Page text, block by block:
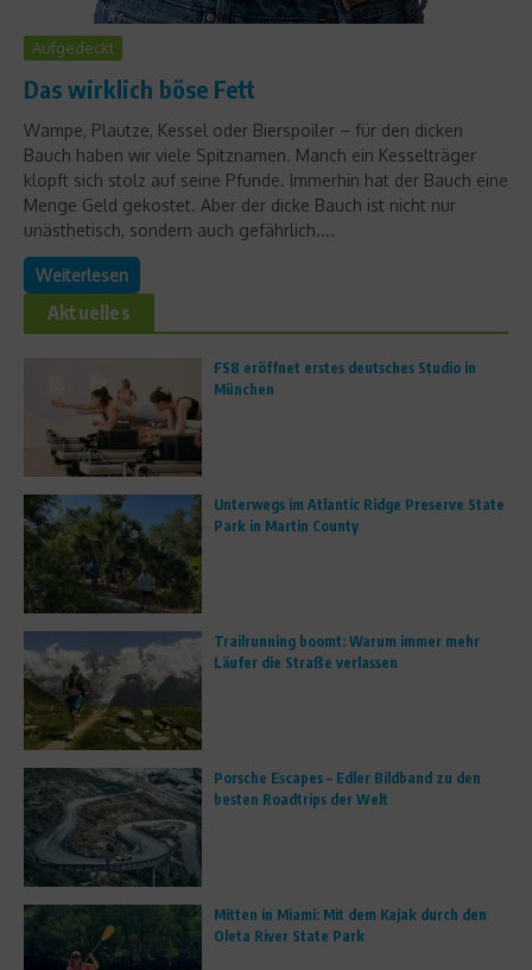
Aufgedeckt
Das wirklich böse Fett
Wampe, Plautze, Kessel oder Bierspoiler – für den dicken
Bauch haben wir viele Spitznamen. Manch ein Kesselträger
klopft sich stolz auf seine Pfunde. Immerhin hat der Bauch eine
Menge Geld gekostet. Aber der dicke Bauch ist nicht nur
unästhetisch, sondern auch gefährlich....
Weiterlesen
Aktuelles
FS8 eröffnet erstes deutsches Studio in
München
Unterwegs im Atlantic Ridge Preserve State
Park in Martin County
Trailrunning boomt: Warum immer mehr
Läufer die Straße verlassen
Porsche Escapes – Edler Bildband zu den
besten Roadtrips der Welt
Mitten in Miami: Mit dem Kajak durch den
Oleta River State Park